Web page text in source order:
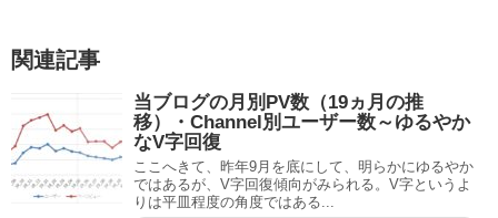
関連記事
当ブログの月別PV数（19ヵ月の推
移）・Channel別ユーザー数～ゆるやか
なV字回復
ここへきて、昨年9月を底にして、明らかにゆるやか
ではあるが、V字回復傾向がみられる。V字というよ
りは平皿程度の角度ではある...